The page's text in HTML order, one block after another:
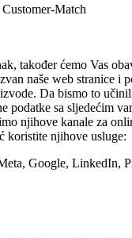
Match
također ćemo Vas
naše web stranice i
Da bismo to
podatke sa sljedećim
njihove kanale za
koristite njihove usluge:
Google, LinkedIn,